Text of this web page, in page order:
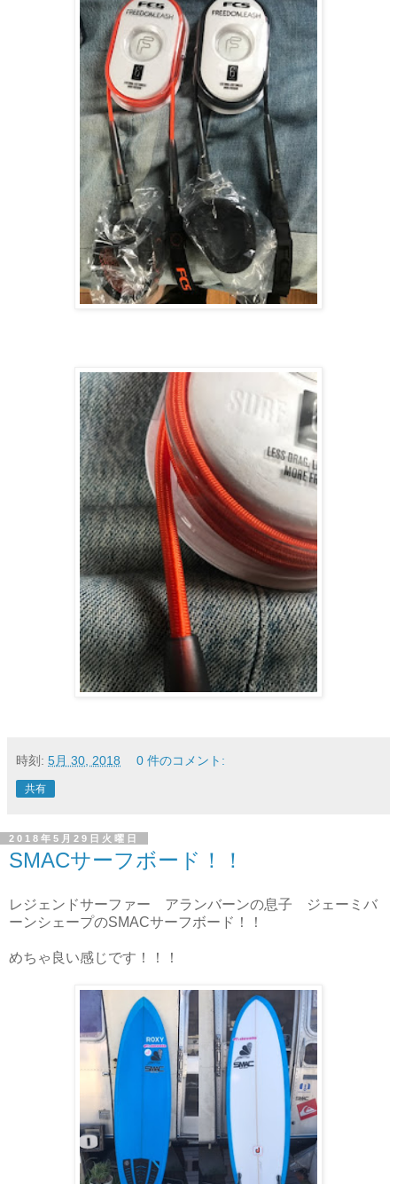
時刻: 5月 30, 2018 0 件のコメント:
共有
2018年5月29日火曜日
SMACサーフボード！！
レジェンドサーファー アランバーンの息子 ジェーミバ
ーンシェープのSMACサーフボード！！
めちゃ良い感じです！！！